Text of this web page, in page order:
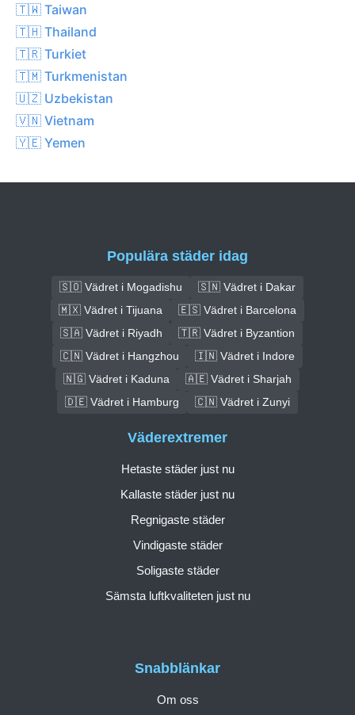
🇹🇼 Taiwan
🇹🇭 Thailand
🇹🇷 Turkiet
🇹🇲 Turkmenistan
🇺🇿 Uzbekistan
🇻🇳 Vietnam
🇾🇪 Yemen
Populära städer idag
🇸🇴 Vädret i Mogadishu
🇸🇳 Vädret i Dakar
🇲🇽 Vädret i Tijuana
🇪🇸 Vädret i Barcelona
🇸🇦 Vädret i Riyadh
🇹🇷 Vädret i Byzantion
🇨🇳 Vädret i Hangzhou
🇮🇳 Vädret i Indore
🇳🇬 Vädret i Kaduna
🇦🇪 Vädret i Sharjah
🇩🇪 Vädret i Hamburg
🇨🇳 Vädret i Zunyi
Snabblänkar
Om oss
Väderextremer
Hetaste städer just nu
Kallaste städer just nu
Regnigaste städer
Vindigaste städer
Soligaste städer
Sämsta luftkvaliteten just nu